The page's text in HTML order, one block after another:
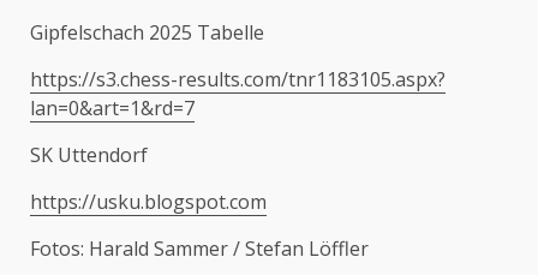
Gipfelschach 2025 Tabelle
https://s3.chess-results.com/tnr1183105.aspx?
lan=0&art=1&rd=7
SK Uttendorf
https://usku.blogspot.com
Fotos: Harald Sammer / Stefan Löffler